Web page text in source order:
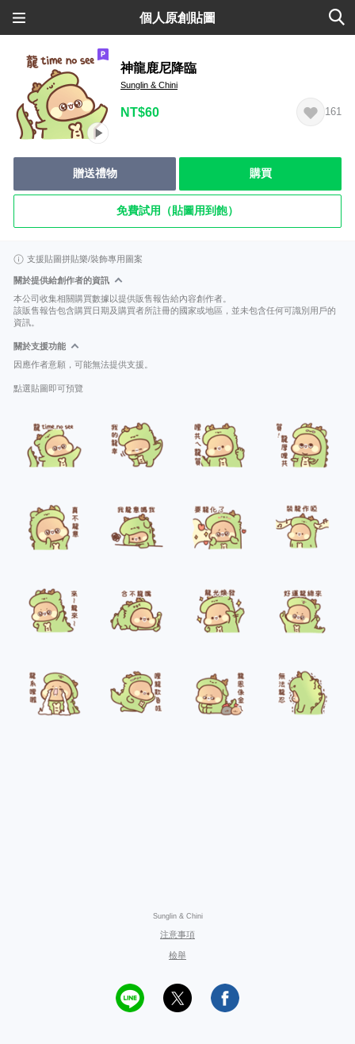
個人原創貼圖
神龍鹿尼降臨
Sunglin & Chini
NT$60 161
贈送禮物 購買
免費試用（貼圖用到飽）
支援貼圖拼貼樂/裝飾專用圖案
關於提供給創作者的資訊
本公司收集相關購買數據以提供販售報告給內容創作者。
該販售報告包含購買日期及購買者所註冊的國家或地區，並未包含任何可識別用戶的
資訊。
關於支援功能
因應作者意願，可能無法提供支援。
點選貼圖即可預覽
Sunglin & Chini
注意事項
檢舉